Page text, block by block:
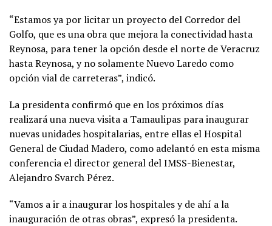
“Estamos ya por licitar un proyecto del Corredor del
Golfo, que es una obra que mejora la conectividad hasta
Reynosa, para tener la opción desde el norte de Veracruz
hasta Reynosa, y no solamente Nuevo Laredo como
opción vial de carreteras”, indicó.
La presidenta confirmó que en los próximos días
realizará una nueva visita a Tamaulipas para inaugurar
nuevas unidades hospitalarias, entre ellas el Hospital
General de Ciudad Madero, como adelantó en esta misma
conferencia el director general del IMSS-Bienestar,
Alejandro Svarch Pérez.
“Vamos a ir a inaugurar los hospitales y de ahí a la
inauguración de otras obras”, expresó la presidenta.